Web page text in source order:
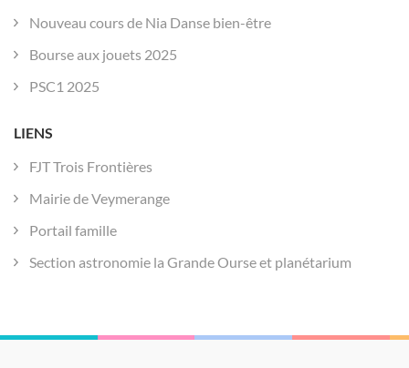
Nouveau cours de Nia Danse bien-être
Bourse aux jouets 2025
PSC1 2025
LIENS
FJT Trois Frontières
Mairie de Veymerange
Portail famille
Section astronomie la Grande Ourse et planétarium